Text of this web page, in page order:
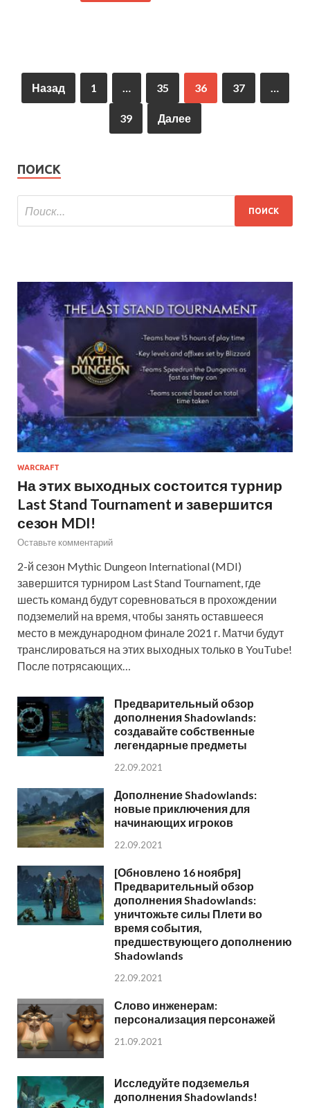
Назад 1 … 35 36 37 …
39 Далее
ПОИСК
WARCRAFT
На этих выходных состоится турнир
Last Stand Tournament и завершится
сезон MDI!
Оставьте комментарий
2-й сезон Mythic Dungeon International (MDI)
завершится турниром Last Stand Tournament, где
шесть команд будут соревноваться в прохождении
подземелий на время, чтобы занять оставшееся
место в международном финале 2021 г. Матчи будут
транслироваться на этих выходных только в YouTube!
После потрясающих…
Предварительный обзор
дополнения Shadowlands:
создавайте собственные
легендарные предметы
22.09.2021
Дополнение Shadowlands:
новые приключения для
начинающих игроков
22.09.2021
[Обновлено 16 ноября]
Предварительный обзор
дополнения Shadowlands:
уничтожьте силы Плети во
время события,
предшествующего дополнению
Shadowlands
22.09.2021
Слово инженерам:
персонализация персонажей
21.09.2021
Исследуйте подземелья
дополнения Shadowlands!